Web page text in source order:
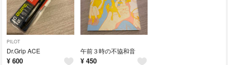
PILOT
Dr.Grip ACE
¥ 600
午前３時の不協和音
¥ 450